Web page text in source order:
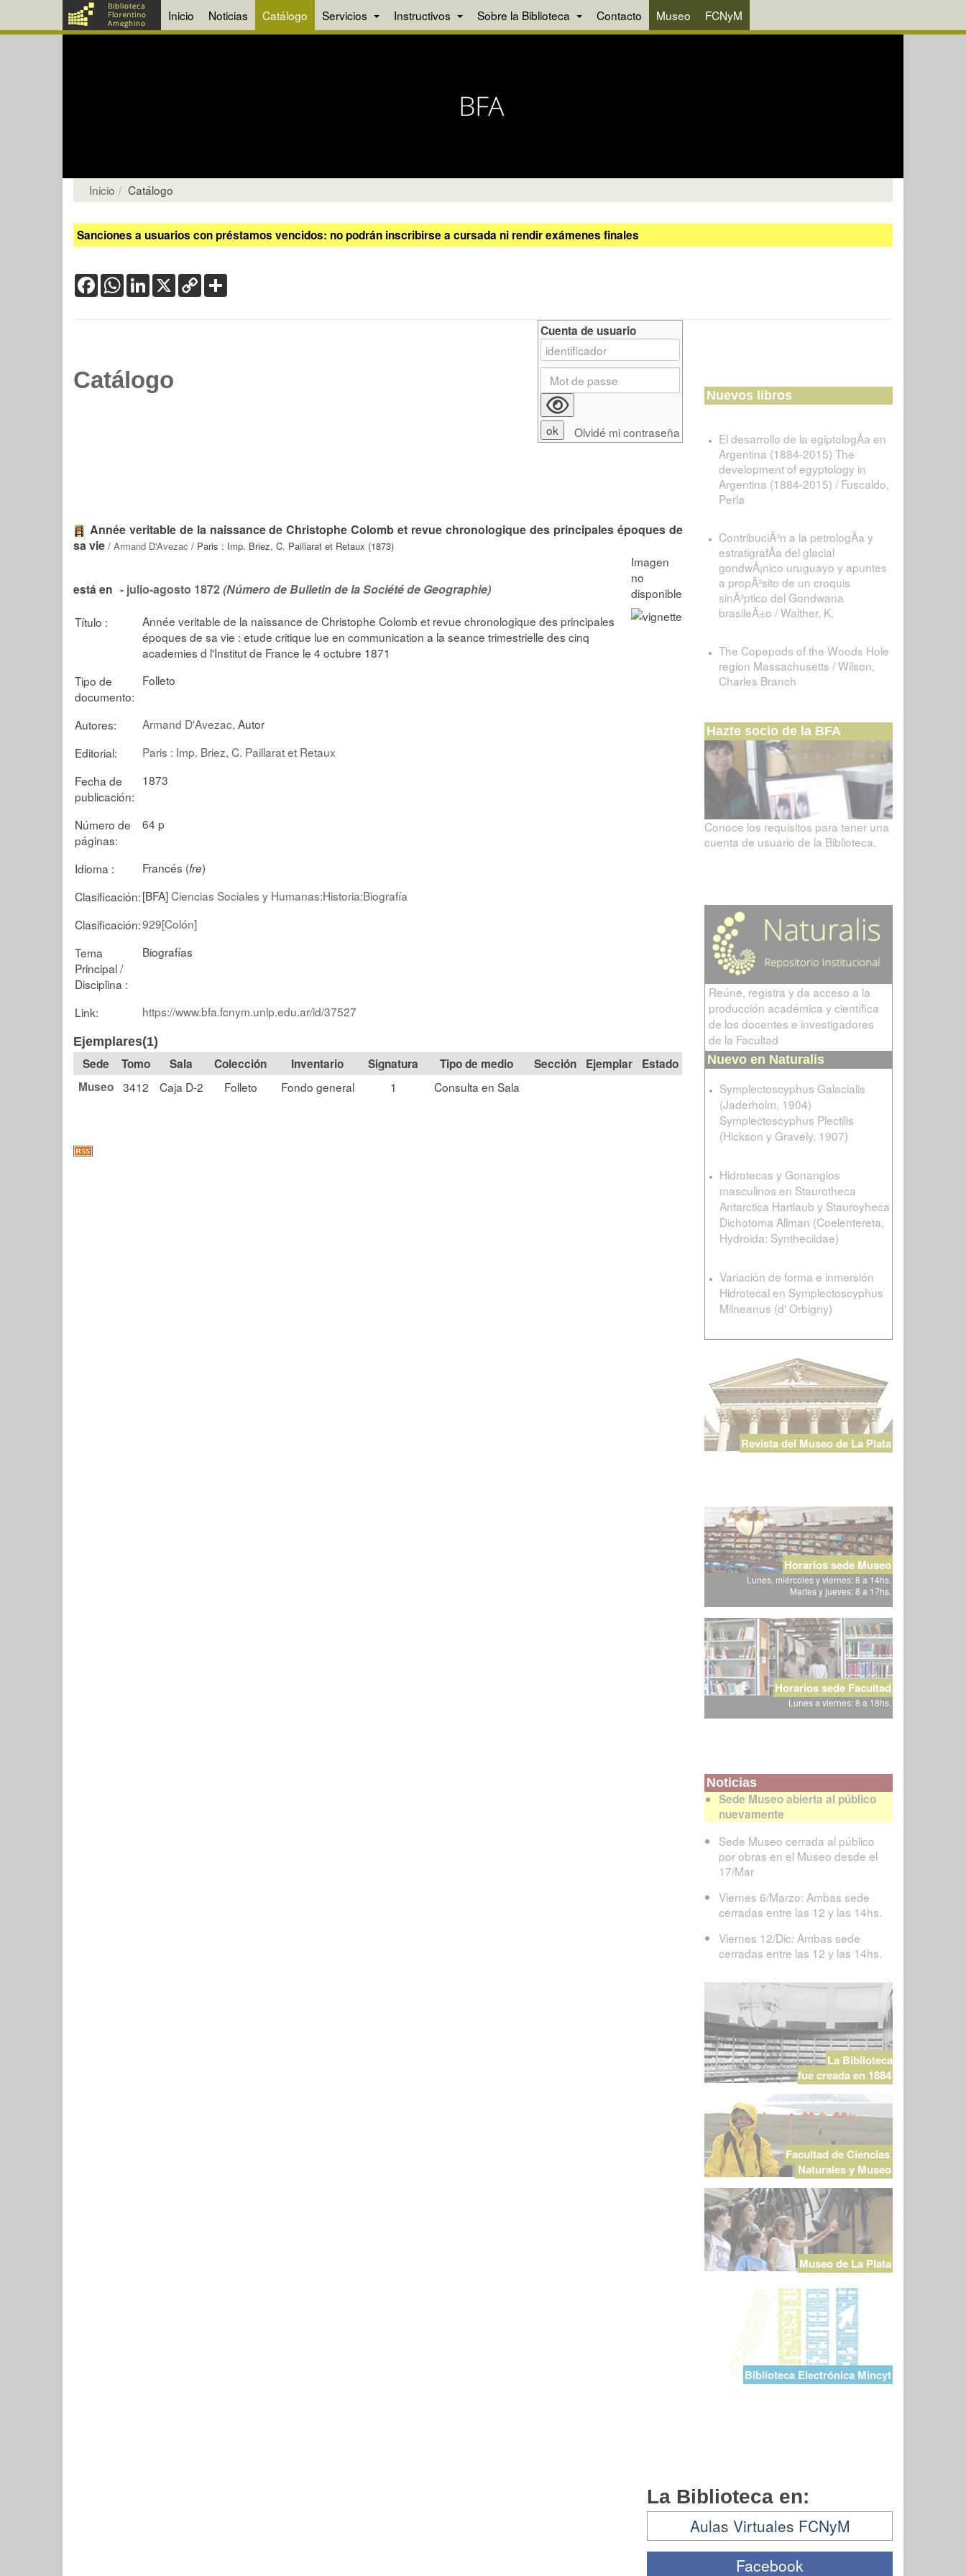
Inicio Noticias Catálogo Servicios Instructivos Sobre la Biblioteca Contacto Museo FCNyM
Inicio Catálogo
Sanciones a usuarios con préstamos vencidos: no podrán inscribirse a cursada ni rendir exámenes finales
FacebookWhatsApp
LinkedIn
X Copy
Link
Catálogo
Année veritable de la naissance de Christophe Colomb et revue chronologique des principales époques de
sa vie / Armand D'Avezac / Paris : Imp. Briez, C. Paillarat et Retaux (1873)
está en - julio-agosto 1872(Número de Bulletin de la Société de Geographie)
Título :
Année veritable de la naissance de Christophe Colomb et revue chronologique des principales
époques de sa vie : etude critique lue en communication a la seance trimestrielle des cinq
academies d l'Institut de France le 4 octubre 1871
Tipo de
documento:
Folleto
Autores: Armand D'Avezac, Autor
Editorial:
Paris : Imp. Briez, C. Paillarat et Retaux
Fecha de
publicación:
1873
Número de
páginas:
64 p
Idioma : Francés (fre)
Clasificación:[BFA]Ciencias Sociales y Humanas:Historia:Biografía
Clasificación:929[Colón]
Tema
Principal /
Disciplina :
Biografías
Link: https://www.bfa.fcnym.unlp.edu.ar/id/37527
Ejemplares(1)
Tomo Sala Colección Signatura Tipo de medio Sección
Estado
Museo 3412 Caja D-2 Folleto Fondo general 1 Consulta en Sala
Cuenta de usuario
Olvidé mi contraseña
Nuevos libros
El desarrollo de la egiptologÃ­a en
Argentina (1884-2015) The
development of egyptology in
Argentina (1884-2015) / Fuscaldo,
Perla
ContribuciÃ³n a la petrologÃ­a y
estratigrafÃ­a del glacial
gondwÃ¡nico uruguayo y apuntes
a propÃ³sito de un croquis
sinÃ³ptico del Gondwana
brasileÃ±o / Walther, K.
The Copepods of the Woods Hole
region Massachusetts / Wilson,
Charles Branch
Hazte socio de la BFA
Conoce los requisitos para tener una
cuenta de usuario de la Biblioteca.
Reúne, registra y da acceso a la
producción académica y científica
de los docentes e investigadores
de la Facultad
Nuevo en Naturalis
Symplectoscyphus Galacialis
(Jaderholm, 1904)
Symplectoscyphus Plectilis
(Hickson y Gravely, 1907)
Hidrotecas y Gonangios
masculinos en Staurotheca
Antarctica Hartlaub y Stauroyheca
Dichotoma Allman (Coelentereta,
Hydroida: Syntheciidae)
Variación de forma e inmersión
Hidrotecal en Symplectoscyphus
Milneanus (d' Orbigny)
Revista del Museo de La Plata
Horarios sede Museo
Lunes, miércoles y viernes: 8 a 14hs.
Martes y jueves: 8 a 17hs.
Horarios sede Facultad
Lunes a viernes: 8 a 18hs.
Noticias
Sede Museo abierta al público
nuevamente
Sede Museo cerrada al público
por obras en el Museo desde el
17/Mar
Viernes 6/Marzo: Ambas sede
cerradas entre las 12 y las 14hs.
Viernes 12/Dic: Ambas sede
cerradas entre las 12 y las 14hs.
La Biblioteca
fue creada en 1884
Facultad de Ciencias
Naturales y Museo
Museo de La Plata
Biblioteca Electrónica Mincyt
La Biblioteca en:
Aulas Virtuales FCNyM
Facebook